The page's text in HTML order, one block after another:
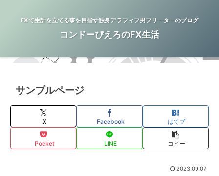
FXで生計を立てる事を目指す独身アラフィフ男フリーターのブログ
コンドーぴえろのFX生活
サンプルページ
X Facebook はてブ
Pocket LINE コピー
2023.09.07